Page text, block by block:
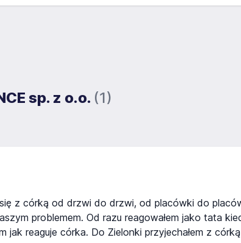
sp. z o.o. (1)
z córką od drzwi do drzwi, od placówki do
problemem. Od razu reagowałem jako tata
reaguje córka. Do Zielonki przyjechałem z